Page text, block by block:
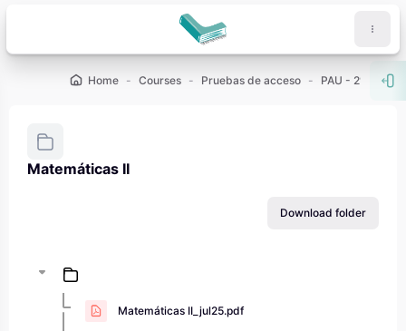
Home Courses Pruebas de acceso PAU - 2º de
Matemáticas II
Download folder
Matemáticas II_jul25.pdf